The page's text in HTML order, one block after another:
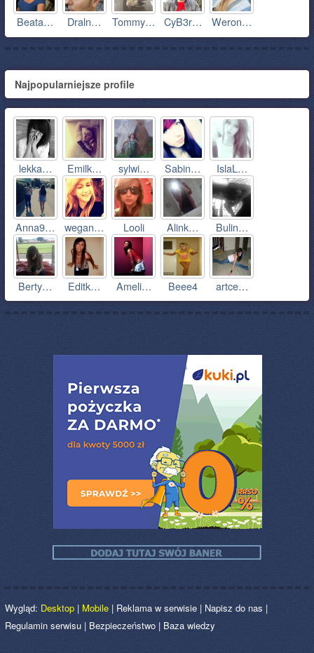
Beata… Draln… Tommy… CyB3r… Weron…
Najpopularniejsze profile
lekka… Emilk… sylwi… Sabin… IslaL…
Anna9… wegan… Looli Alink… Bulin…
Berty… Editk… Ameli… Beee4 artce…
Wygląd: Desktop | Mobile | Reklama w serwisie | Napisz do nas |
Regulamin serwisu | Bezpieczeństwo | Baza wiedzy